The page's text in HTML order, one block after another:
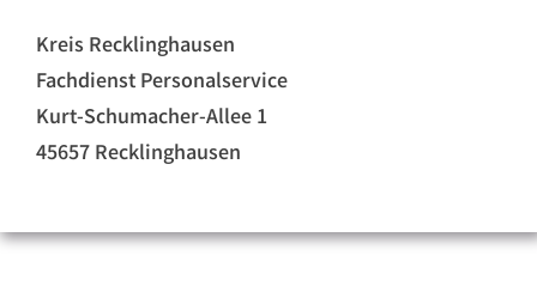
Kreis Recklinghausen
Fachdienst Personalservice
Kurt-Schumacher-Allee 1
45657 Recklinghausen